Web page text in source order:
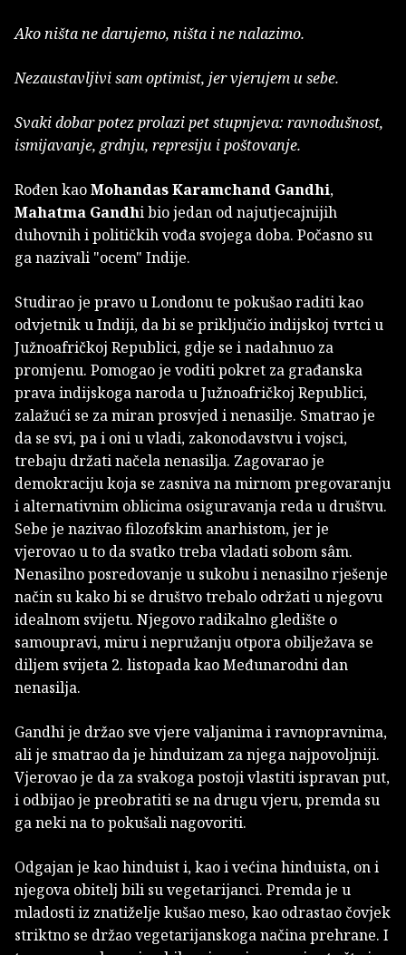
Ako ništa ne darujemo, ništa i ne nalazimo.
Nezaustavljivi sam optimist, jer vjerujem u sebe.
Svaki dobar potez prolazi pet stupnjeva: ravnodušnost,
ismijavanje, grdnju, represiju i poštovanje.
Rođen kaoMohandas Karamchand Gandhi,
Mahatma Gandhi bio jedan od najutjecajnijih
duhovnih i političkih vođa svojega doba. Počasno su
ga nazivali "ocem" Indije.
Studirao je pravo u Londonu te pokušao raditi kao
odvjetnik u Indiji, da bi se priključio indijskoj tvrtci u
Južnoafričkoj Republici, gdje se i nadahnuo za
promjenu. Pomogao je voditi pokret za građanska
prava indijskoga naroda u Južnoafričkoj Republici,
zalažući se za miran prosvjed i nenasilje. Smatrao je
da se svi, pa i oni u vladi, zakonodavstvu i vojsci,
trebaju držati načela nenasilja. Zagovarao je
demokraciju koja se zasniva na mirnom pregovaranju
i alternativnim oblicima osiguravanja reda u društvu.
Sebe je nazivao filozofskim anarhistom, jer je
vjerovao u to da svatko treba vladati sobom sâm.
Nenasilno posredovanje u sukobu i nenasilno rješenje
način su kako bi se društvo trebalo održati u njegovu
idealnom svijetu. Njegovo radikalno gledište o
samoupravi, miru i nepružanju otpora obilježava se
diljem svijeta 2. listopada kao Međunarodni dan
nenasilja.
Gandhi je držao sve vjere valjanima i ravnopravnima,
ali je smatrao da je hinduizam za njega najpovoljniji.
Vjerovao je da za svakoga postoji vlastiti ispravan put,
i odbijao je preobratiti se na drugu vjeru, premda su
ga neki na to pokušali nagovoriti.
Odgajan je kao hinduist i, kao i većina hinduista, on i
njegova obitelj bili su vegetarijanci. Premda je u
mladosti iz znatiželje kušao meso, kao odrastao čovjek
striktno se držao vegetarijanskoga načina prehrane. I